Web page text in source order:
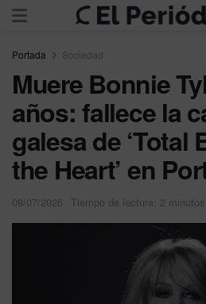
Portada Sociedad
Muere Bonnie
años: fallece la
galesa de ‘Total
the Heart’ en
09/07/2026 Tiempo de lectura: 2 minutos